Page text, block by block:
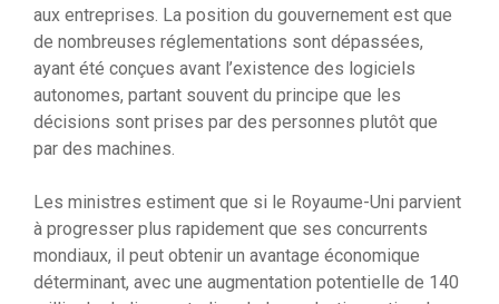
aux entreprises. La position du gouvernement est que
de nombreuses réglementations sont dépassées,
ayant été conçues avant l’existence des logiciels
autonomes, partant souvent du principe que les
décisions sont prises par des personnes plutôt que
par des machines.
Les ministres estiment que si le Royaume-Uni parvient
à progresser plus rapidement que ses concurrents
mondiaux, il peut obtenir un avantage économique
déterminant, avec une augmentation potentielle de 140